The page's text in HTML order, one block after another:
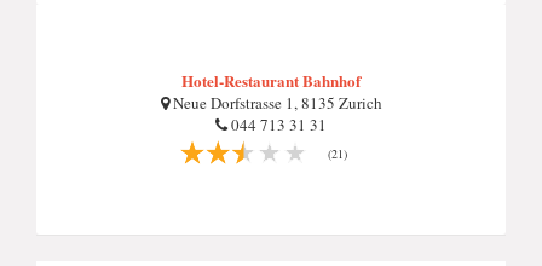
Hotel-Restaurant Bahnhof
Neue Dorfstrasse 1, 8135 Zurich
044 713 31 31
(21)